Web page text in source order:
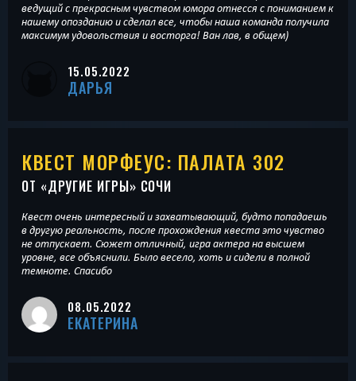
ведущий с прекрасным чувством юмора отнесся с пониманием к
нашему опозданию и сделал все, чтобы наша команда получила
максимум удовольствия и восторга! Ван лав, в общем)
15.05.2022
ДАРЬЯ
КВЕСТ МОРФЕУС: ПАЛАТА 302
ОТ «ДРУГИЕ ИГРЫ» СОЧИ
Квест очень интересный и захватывающий, будто попадаешь
в другую реальность, после прохождения квеста это чувство
не отпускает. Сюжет отличный, игра актера на высшем
уровне, все объяснили. Было весело, хоть и сидели в полной
темноте. Спасибо
08.05.2022
ЕКАТЕРИНА